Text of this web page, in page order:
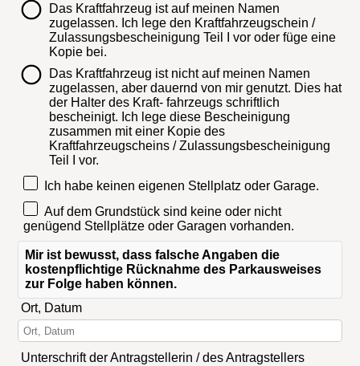
Das Kraftfahrzeug ist auf meinen Namen
zugelassen. Ich lege den Kraftfahrzeugschein /
Zulassungsbescheinigung Teil I vor oder füge eine
Kopie bei.
Das Kraftfahrzeug ist nicht auf meinen Namen
zugelassen, aber dauernd von mir genutzt. Dies hat
der Halter des Kraft- fahrzeugs schriftlich
bescheinigt. Ich lege diese Bescheinigung
zusammen mit einer Kopie des
Kraftfahrzeugscheins / Zulassungsbescheinigung
Teil I vor.
Ich habe keinen eigenen Stellplatz oder Garage.
Auf dem Grundstück sind keine oder nicht
genügend Stellplätze oder Garagen vorhanden.
Mir ist bewusst, dass falsche Angaben die
kostenpflichtige Rücknahme des Parkausweises
zur Folge haben können.
Ort, Datum
Unterschrift der Antragstellerin / des Antragstellers